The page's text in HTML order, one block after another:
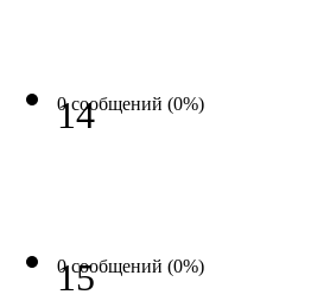
0 сообщений (0%)
14
0 сообщений (0%)
15